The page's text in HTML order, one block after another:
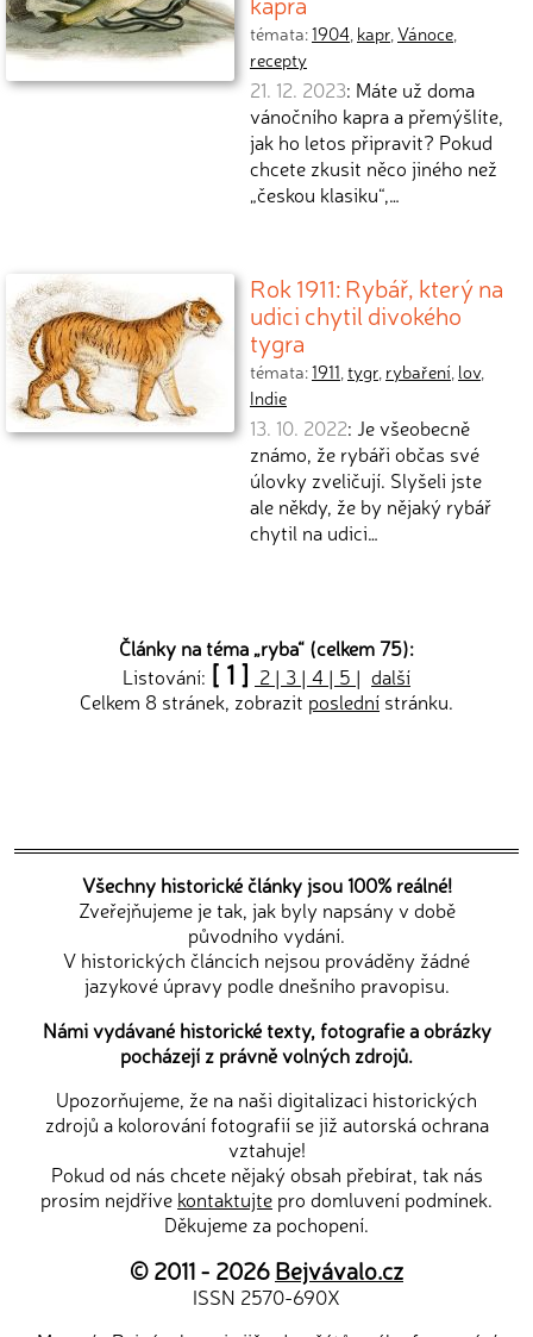
témata:1904, kapr,Vánoce,
recepty
21. 12. 2023: Máte už doma
vánočního kapra a přemýšlíte,
jak ho letos připravit? Pokud
chcete zkusit něco jiného než
„českou klasiku“,…
Rok 1911: Rybář, který na
udici chytil divokého
tygra
témata:1911,tygr, rybaření, lov,
Indie
13. 10. 2022: Je všeobecně
známo, že rybáři občas své
úlovky zveličují. Slyšeli jste
ale někdy, že by nějaký rybář
chytil na udici…
Články na téma „ryba“ (celkem 75):
Listování: [ 1 ] 2 | 3 | 4 | 5 | další
Celkem 8 stránek, zobrazit poslední stránku.
Všechny historické články jsou 100% reálné!
Zveřejňujeme je tak, jak byly napsány v době
původního vydání.
V historických článcích nejsou prováděny žádné
jazykové úpravy podle dnešního pravopisu.
Námi vydávané historické texty, fotografie a obrázky
pocházejí z právně volných zdrojů.
Upozorňujeme, že na naši digitalizaci historických
zdrojů a kolorování fotografií se již autorská ochrana
vztahuje!
Pokud od nás chcete nějaký obsah přebírat, tak nás
prosím nejdříve kontaktujte pro domluvení podmínek.
Děkujeme za pochopení.
© 2011 - 2026Bejvávalo.cz
ISSN 2570-690X